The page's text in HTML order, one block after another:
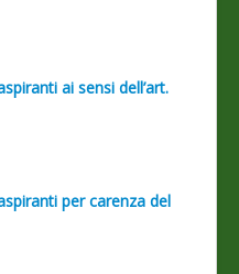
ai sensi dell’art.
per carenza del